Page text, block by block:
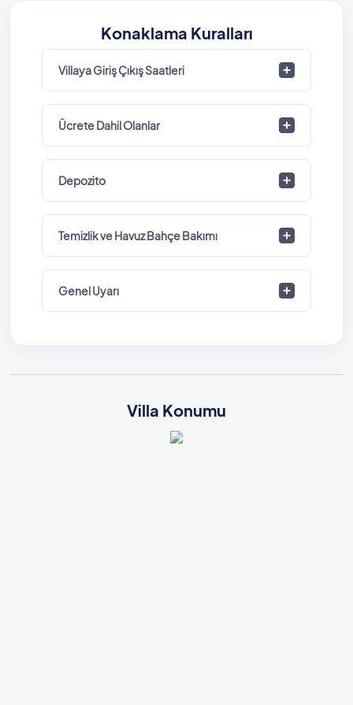
Konaklama Kuralları
Villaya Giriş Çıkış Saatleri
Ücrete Dahil Olanlar
Depozito
Temizlik ve Havuz Bahçe Bakımı
Genel Uyarı
Villa Konumu